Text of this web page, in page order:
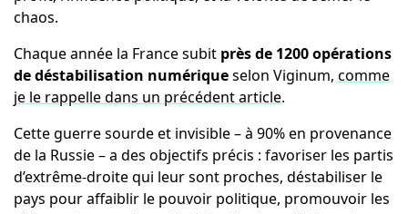
chaos.
Chaque année la France subit près de 1200 opérations
de déstabilisation numériqueselon Viginum, comme
je le rappelle dans un précédent article.
Cette guerre sourde et invisible – à 90% en provenance
de la Russie – a des objectifs précis : favoriser les partis
d’extrême-droite qui leur sont proches, déstabiliser le
pays pour affaiblir le pouvoir politique, promouvoir les